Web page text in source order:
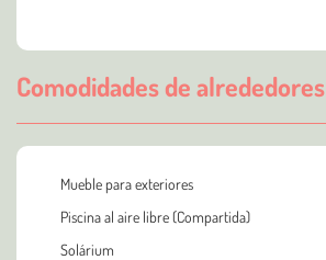
Comodidades de alrededores
Mueble para exteriores
Piscina al aire libre (Compartida)
Solárium